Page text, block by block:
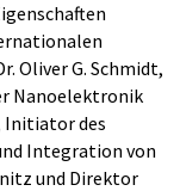
Oliver G. Schmidt,
Nanoelektronik
Initiator des
Integration von
und Direktor